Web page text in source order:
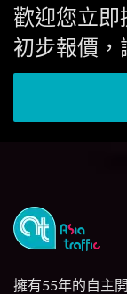
歡迎您立
初步報價，
擁有55年的自主